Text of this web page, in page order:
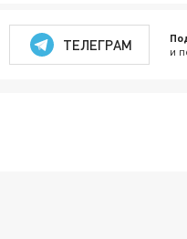
ТЕЛЕГРАМ и